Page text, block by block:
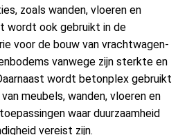
zoals wanden, vloeren en
wordt ook gebruikt in de
voor de bouw van vrachtwagen-
vanwege zijn sterkte en
wordt betonplex gebruikt
meubels, wanden, vloeren en
waar duurzaamheid
vereist zijn.